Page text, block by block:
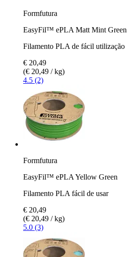
Formfutura
EasyFil™ ePLA Matt Mint Green
Filamento PLA de fácil utilização
€ 20,49
(€ 20,49 / kg)
4.5 (2)
Formfutura
EasyFil™ ePLA Yellow Green
Filamento PLA fácil de usar
€ 20,49
(€ 20,49 / kg)
5.0 (3)